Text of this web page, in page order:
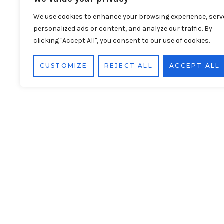
We use cookies to enhance your browsing experience,
personalized ads or content, and analyze our traffic. By
clicking "Accept All", you consent to our use of cookies.
CUSTOMIZE REJECT ALL ACCEPT ALL